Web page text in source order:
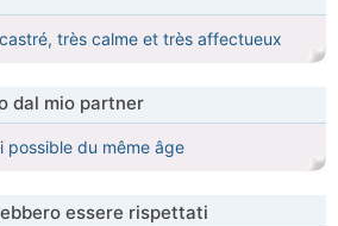
très calme et très affectueux
dal mio partner
possible du même âge
essere rispettati